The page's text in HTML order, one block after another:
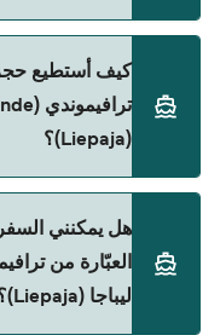
كيف أستطيع حجز
(Liepaja)؟
صفحة العروض
هل يمكنني
ليباجا (Liepaja)؟